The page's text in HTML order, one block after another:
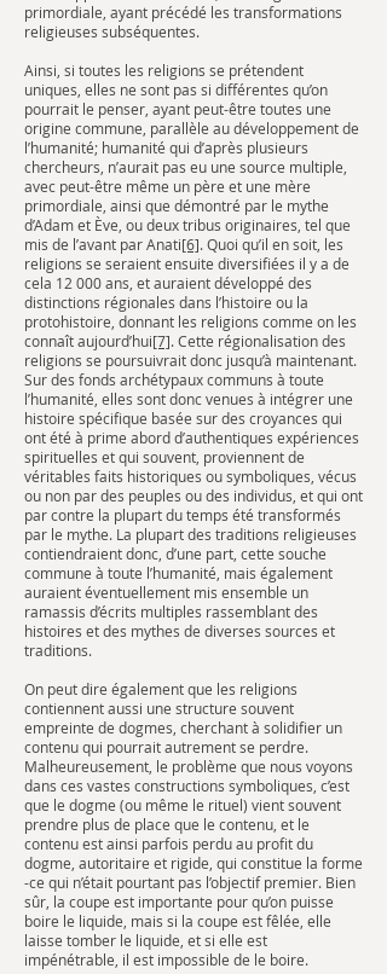
primordiale, ayant précédé les transformations
religieuses subséquentes.
Ainsi, si toutes les religions se prétendent
uniques, elles ne sont pas si différentes qu’on
pourrait le penser, ayant peut-être toutes une
origine commune, parallèle au développement de
l’humanité; humanité qui d’après plusieurs
chercheurs, n’aurait pas eu une source multiple,
avec peut-être même un père et une mère
primordiale, ainsi que démontré par le mythe
d’Adam et Ève, ou deux tribus originaires, tel que
mis de l’avant par Anati[6]. Quoi qu’il en soit, les
religions se seraient ensuite diversifiées il y a de
cela 12 000 ans, et auraient développé des
distinctions régionales dans l’histoire ou la
protohistoire, donnant les religions comme on les
connaît aujourd’hui[7]. Cette régionalisation des
religions se poursuivrait donc jusqu’à maintenant.
Sur des fonds archétypaux communs à toute
l’humanité, elles sont donc venues à intégrer une
histoire spécifique basée sur des croyances qui
ont été à prime abord d’authentiques expériences
spirituelles et qui souvent, proviennent de
véritables faits historiques ou symboliques, vécus
ou non par des peuples ou des individus, et qui ont
par contre la plupart du temps été transformés
par le mythe. La plupart des traditions religieuses
contiendraient donc, d’une part, cette souche
commune à toute l’humanité, mais également
auraient éventuellement mis ensemble un
ramassis d’écrits multiples rassemblant des
histoires et des mythes de diverses sources et
traditions.
On peut dire également que les religions
contiennent aussi une structure souvent
empreinte de dogmes, cherchant à solidifier un
contenu qui pourrait autrement se perdre.
Malheureusement, le problème que nous voyons
dans ces vastes constructions symboliques, c’est
que le dogme (ou même le rituel) vient souvent
prendre plus de place que le contenu, et le
contenu est ainsi parfois perdu au profit du
dogme, autoritaire et rigide, qui constitue la forme
-ce qui n’était pourtant pas l’objectif premier. Bien
sûr, la coupe est importante pour qu’on puisse
boire le liquide, mais si la coupe est fêlée, elle
laisse tomber le liquide, et si elle est
impénétrable, il est impossible de le boire.